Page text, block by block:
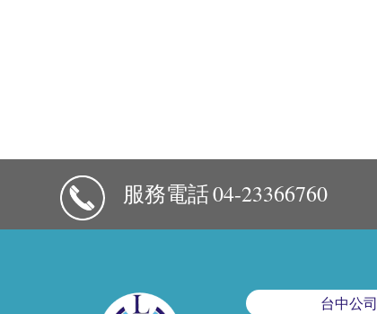
服務電話04-23366760
台中公司